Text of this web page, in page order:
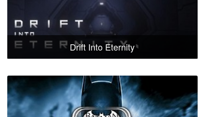
Drift Into Eternity